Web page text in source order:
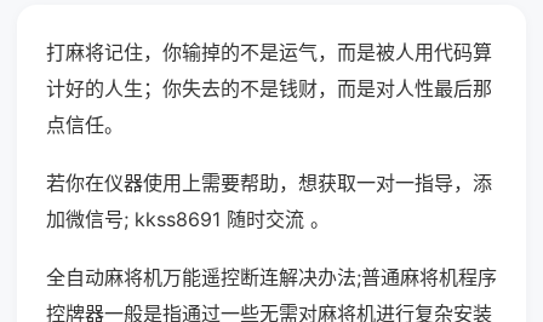
打麻将记住，你输掉的不是运气，而是被人用代码算
计好的人生；你失去的不是钱财，而是对人性最后那
点信任。
若你在仪器使用上需要帮助，想获取一对一指导，添
加微信号; kkss8691 随时交流 。
全自动麻将机万能遥控断连解决办法;普通麻将机程序
控牌器一般是指通过一些无需对麻将机进行复杂安装